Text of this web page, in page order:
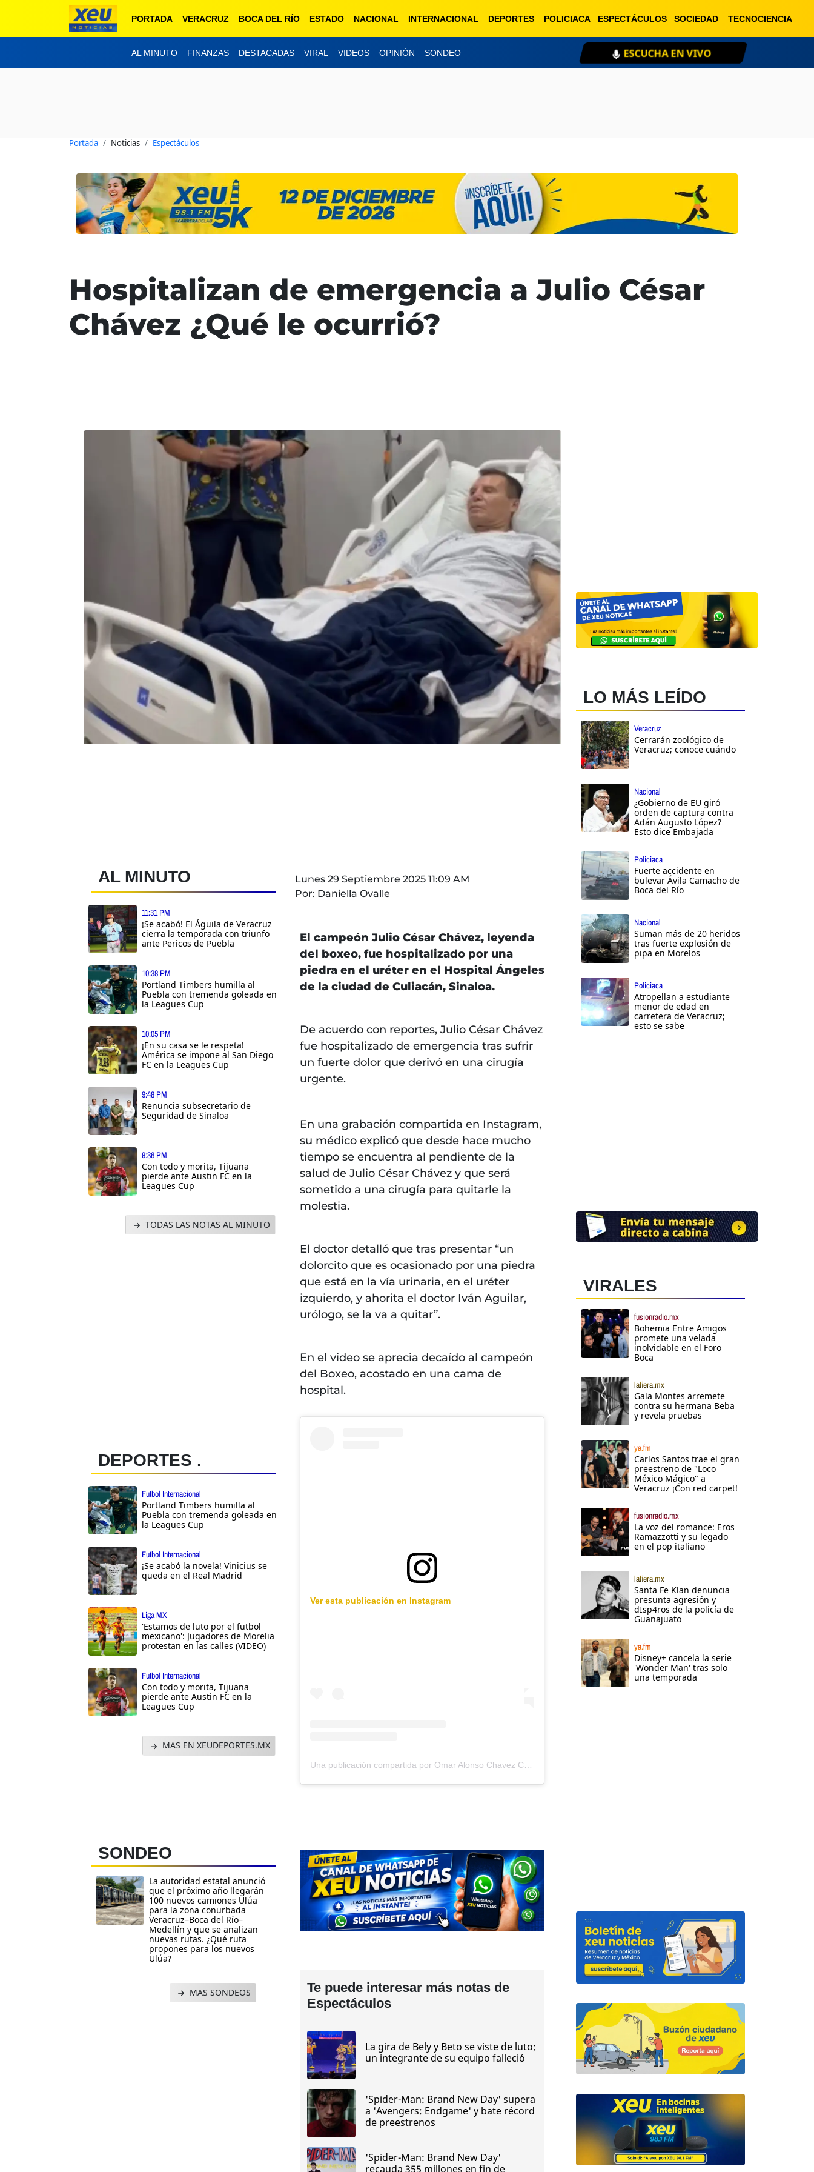
PORTADA VERACRUZ BOCA DEL RÍO ESTADO NACIONAL INTERNACIONAL DEPORTES POLICIACA ESPECTÁCULOS SOCIEDAD TECNOCIENCIA
AL MINUTO FINANZAS DESTACADAS VIRAL VIDEOS OPINIÓN SONDEO ESCUCHA EN VIVO
Portada Noticias Espectáculos
Hospitalizan de emergencia a Julio César
Chávez ¿Qué le ocurrió?
AL MINUTO
11:31 PM
¡Se acabó! El Águila de Veracruz
cierra la temporada con triunfo
ante Pericos de Puebla
10:38 PM
Portland Timbers humilla al
Puebla con tremenda goleada en
la Leagues Cup
10:05 PM
¡En su casa se le respeta!
América se impone al San Diego
FC en la Leagues Cup
9:48 PM
Renuncia subsecretario de
Seguridad de Sinaloa
9:36 PM
Con todo y morita, Tijuana
pierde ante Austin FC en la
Leagues Cup
TODAS LAS NOTAS AL MINUTO
DEPORTES .
Futbol Internacional
Portland Timbers humilla al
Puebla con tremenda goleada en
la Leagues Cup
Futbol Internacional
¡Se acabó la novela! Vinicius se
queda en el Real Madrid
Liga MX
'Estamos de luto por el futbol
mexicano': Jugadores de Morelia
protestan en las calles (VIDEO)
Futbol Internacional
Con todo y morita, Tijuana
pierde ante Austin FC en la
Leagues Cup
MAS EN XEUDEPORTES.MX
SONDEO
La autoridad estatal anunció
que el próximo año llegarán
100 nuevos camiones Ulúa
para la zona conurbada
Veracruz–Boca del Río–
Medellín y que se analizan
nuevas rutas. ¿Qué ruta
propones para los nuevos
Ulúa?
MAS SONDEOS
Lunes 29 Septiembre 2025 11:09 AM
Por: Daniella Ovalle
El campeón Julio César Chávez, leyenda
del boxeo, fue hospitalizado por una
piedra en el uréter en el Hospital Ángeles
de la ciudad de Culiacán, Sinaloa.
De acuerdo con reportes, Julio César Chávez
fue hospitalizado de emergencia tras sufrir
un fuerte dolor que derivó en una cirugía
urgente.
En una grabación compartida en Instagram,
su médico explicó que desde hace mucho
tiempo se encuentra al pendiente de la
salud de Julio César Chávez y que será
sometido a una cirugía para quitarle la
molestia.
El doctor detalló que tras presentar “un
dolorcito que es ocasionado por una piedra
que está en la vía urinaria, en el uréter
izquierdo, y ahorita el doctor Iván Aguilar,
urólogo, se la va a quitar”.
En el video se aprecia decaído al campeón
del Boxeo, acostado en una cama de
hospital.
Ver esta publicación en Instagram
Una publicación compartida por Omar Alonso Chavez Carrasco (@omarchavezzbu)
Te puede interesar más notas de
Espectáculos
La gira de Bely y Beto se viste de luto;
un integrante de su equipo falleció
'Spider-Man: Brand New Day' supera
a 'Avengers: Endgame' y bate récord
de preestrenos
'Spider-Man: Brand New Day'
recauda 355 millones en fin de
LO MÁS LEÍDO
Veracruz
Cerrarán zoológico de
Veracruz; conoce cuándo
Nacional
¿Gobierno de EU giró
orden de captura contra
Adán Augusto López?
Esto dice Embajada
Policiaca
Fuerte accidente en
bulevar Ávila Camacho de
Boca del Río
Nacional
Suman más de 20 heridos
tras fuerte explosión de
pipa en Morelos
Policiaca
Atropellan a estudiante
menor de edad en
carretera de Veracruz;
esto se sabe
VIRALES
fusionradio.mx
Bohemia Entre Amigos
promete una velada
inolvidable en el Foro
Boca
lafiera.mx
Gala Montes arremete
contra su hermana Beba
y revela pruebas
ya.fm
Carlos Santos trae el gran
preestreno de "Loco
México Mágico" a
Veracruz ¡Con red carpet!
fusionradio.mx
La voz del romance: Eros
Ramazzotti y su legado
en el pop italiano
lafiera.mx
Santa Fe Klan denuncia
presunta agresión y
dIsp4ros de la policía de
Guanajuato
ya.fm
Disney+ cancela la serie
'Wonder Man' tras solo
una temporada